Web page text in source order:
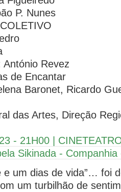
P. Nunes
Revez
de Encantar
Baronet, Ricardo
das Artes, Direção
- 21H00 |
Sikinada - Companhia
e um dias de vida”… foi
um turbilhão de